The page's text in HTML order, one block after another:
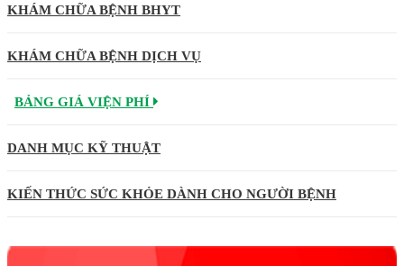
KHÁM CHỮA BỆNH BHYT
KHÁM CHỮA BỆNH DỊCH VỤ
BẢNG GIÁ VIỆN PHÍ
DANH MỤC KỸ THUẬT
KIẾN THỨC SỨC KHỎE DÀNH CHO NGƯỜI BỆNH